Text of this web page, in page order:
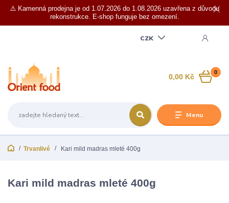
⚠️ Kamenná prodejna je od 1.07.2026 do 1.08.2026 uzavřena z důvodu
rekonstrukce. E-shop funguje bez omezení.
Menu
CZK
0
0,00 Kč
Trvanlivé Kari mild madras mleté 400g
Kari mild madras mleté 400g